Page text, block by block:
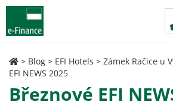
> Blog > EFI Hotels > Zámek Račice u
EFI NEWS 2025
Březnové EFI